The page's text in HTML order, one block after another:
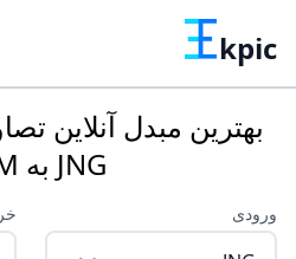
kpic
بهترین مبدل آنلاین
JNG به PBM
ورودی